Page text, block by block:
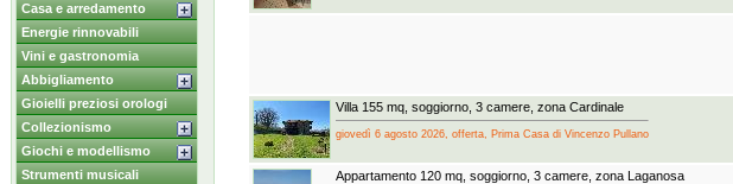
Casa e arredamento
Energie rinnovabili
Vini e gastronomia
Abbigliamento
Gioielli preziosi orologi
Collezionismo
Giochi e modellismo
Strumenti musicali
Villa 155 mq, soggiorno, 3 camere, zona Cardinale
giovedì 6 agosto 2026, offerta, Prima Casa di Vincenzo Pullano
Appartamento 120 mq, soggiorno, 3 camere, zona Laganosa